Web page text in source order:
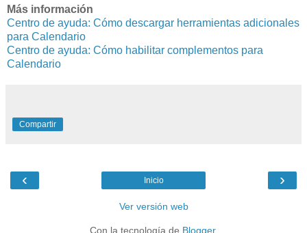
Más información
Centro de ayuda: Cómo descargar herramientas adicionales
para Calendario
Centro de ayuda: Cómo habilitar complementos para
Calendario
Compartir
‹ ›
Inicio
Ver versión web
Con la tecnología de Blogger.